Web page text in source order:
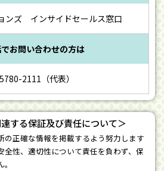
ンズ インサイドセールス窓口
お問い合わせの方は
2111（代表）
する保証及び責任について＞
の正確な情報を掲載するよう努力します
全性、適切性について責任を負わず、保